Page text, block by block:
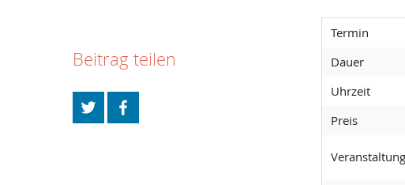
Termin
Dauer
Uhrzeit
Preis
Beitrag teilen